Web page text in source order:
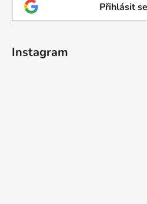
Přihlásit
Instagram